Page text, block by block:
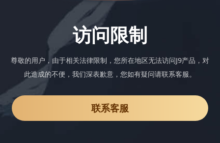
访问限制
尊敬的用户，由于相关法律限制，您所在地区无法访问J9产品，对
此造成的不便，我们深表歉意，您如有疑问请联系客服。
联系客服